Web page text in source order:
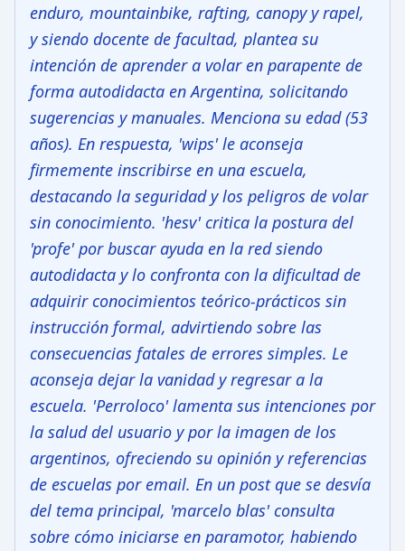
enduro, mountainbike, rafting, canopy y rapel,
y siendo docente de facultad, plantea su
intención de aprender a volar en parapente de
forma autodidacta en Argentina, solicitando
sugerencias y manuales. Menciona su edad (53
años). En respuesta, 'wips' le aconseja
firmemente inscribirse en una escuela,
destacando la seguridad y los peligros de volar
sin conocimiento. 'hesv' critica la postura del
'profe' por buscar ayuda en la red siendo
autodidacta y lo confronta con la dificultad de
adquirir conocimientos teórico-prácticos sin
instrucción formal, advirtiendo sobre las
consecuencias fatales de errores simples. Le
aconseja dejar la vanidad y regresar a la
escuela. 'Perroloco' lamenta sus intenciones por
la salud del usuario y por la imagen de los
argentinos, ofreciendo su opinión y referencias
de escuelas por email. En un post que se desvía
del tema principal, 'marcelo blas' consulta
sobre cómo iniciarse en paramotor, habiendo